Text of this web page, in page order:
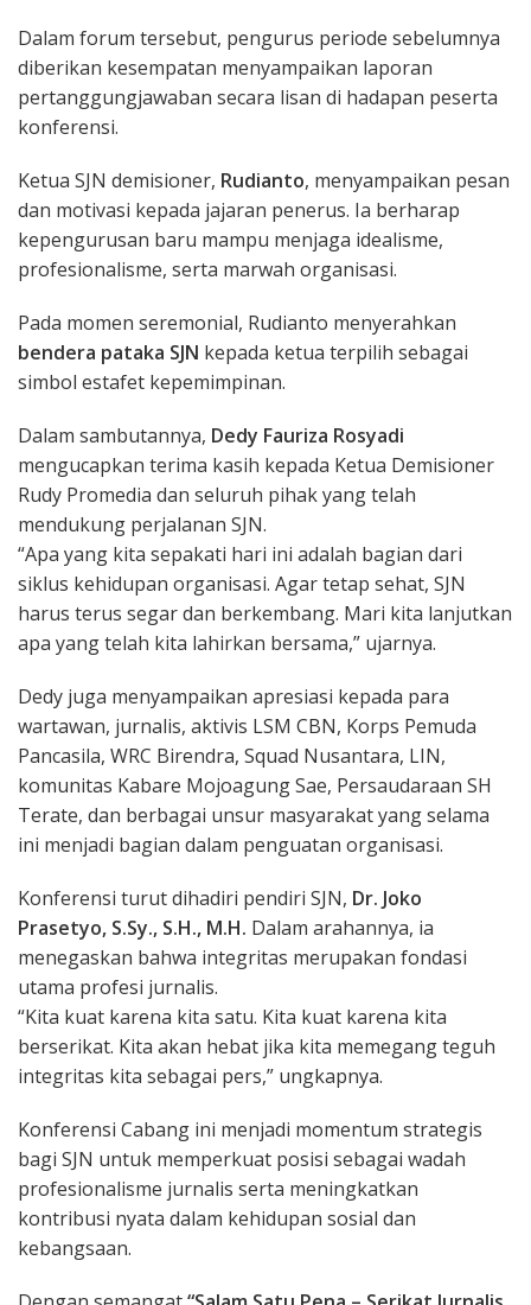
Dalam forum tersebut, pengurus periode sebelumnya
diberikan kesempatan menyampaikan laporan
pertanggungjawaban secara lisan di hadapan peserta
konferensi.
Ketua SJN demisioner, Rudianto, menyampaikan pesan
dan motivasi kepada jajaran penerus. Ia berharap
kepengurusan baru mampu menjaga idealisme,
profesionalisme, serta marwah organisasi.
Pada momen seremonial, Rudianto menyerahkan
bendera pataka SJN kepada ketua terpilih sebagai
simbol estafet kepemimpinan.
Dalam sambutannya, Dedy Fauriza Rosyadi
mengucapkan terima kasih kepada Ketua Demisioner
Rudy Promedia dan seluruh pihak yang telah
mendukung perjalanan SJN.
“Apa yang kita sepakati hari ini adalah bagian dari
siklus kehidupan organisasi. Agar tetap sehat, SJN
harus terus segar dan berkembang. Mari kita lanjutkan
apa yang telah kita lahirkan bersama,” ujarnya.
Dedy juga menyampaikan apresiasi kepada para
wartawan, jurnalis, aktivis LSM CBN, Korps Pemuda
Pancasila, WRC Birendra, Squad Nusantara, LIN,
komunitas Kabare Mojoagung Sae, Persaudaraan SH
Terate, dan berbagai unsur masyarakat yang selama
ini menjadi bagian dalam penguatan organisasi.
Konferensi turut dihadiri pendiri SJN, Dr. Joko
Prasetyo, S.Sy., S.H., M.H. Dalam arahannya, ia
menegaskan bahwa integritas merupakan fondasi
utama profesi jurnalis.
“Kita kuat karena kita satu. Kita kuat karena kita
berserikat. Kita akan hebat jika kita memegang teguh
integritas kita sebagai pers,” ungkapnya.
Konferensi Cabang ini menjadi momentum strategis
bagi SJN untuk memperkuat posisi sebagai wadah
profesionalisme jurnalis serta meningkatkan
kontribusi nyata dalam kehidupan sosial dan
kebangsaan.